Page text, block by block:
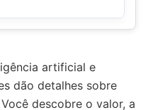
artificial e
dão detalhes sobre
descobre o valor, a